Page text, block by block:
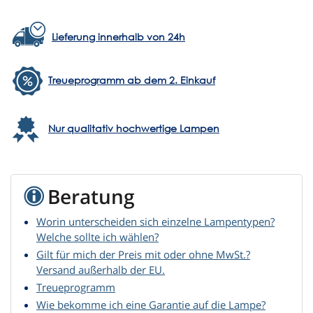
Lieferung innerhalb von 24h
Treueprogramm ab dem 2. Einkauf
Nur qualitativ hochwertige Lampen
Beratung
Worin unterscheiden sich einzelne Lampentypen?
Welche sollte ich wählen?
Gilt für mich der Preis mit oder ohne MwSt.?
Versand außerhalb der EU.
Treueprogramm
Wie bekomme ich eine Garantie auf die Lampe?